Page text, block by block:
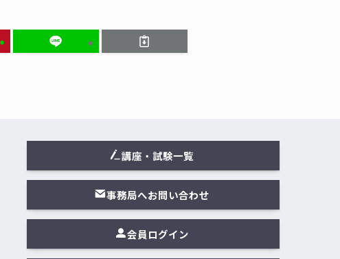
講座・試験一覧
事務局へお問い合わせ
会員ログイン